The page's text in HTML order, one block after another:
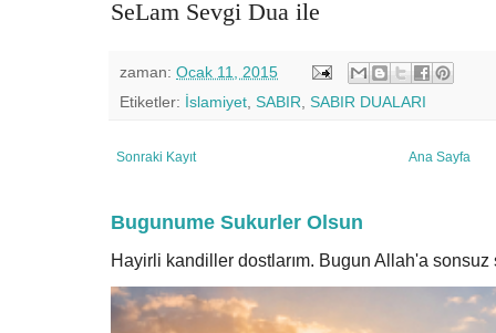
SeLam Sevgi Dua ile
zaman: Ocak 11, 2015
Etiketler: İslamiyet SABIR SABIR DUALARI
Sonraki Kayıt Ana Sayfa
Bugunume Sukurler Olsun
Hayirli kandiller dostlarım. Bugun Allah'a